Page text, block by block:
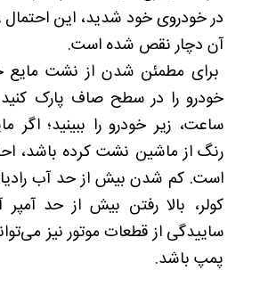
در خودروی خود شدید، این احتمال
آن دچار نقص شده است.
برای مطمئن شدن از نشت مایع
خودرو را در سطح صاف پارک
ساعت، زیر خودرو را ببینید؛ اگر
رنگ از ماشین نشت کرده باشد،
است. کم شدن بیش از حد آب
کولر، بالا رفتن بیش از حد
ساییدگی از قطعات موتور نیز
پمپ باشد.